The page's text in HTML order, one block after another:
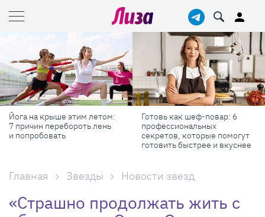
Йога на крыше этим летом:
7 причин перебороть лень
и попробовать
Готовь как шеф-повар: 6
профессиональных
секретов, которые помогут
готовить быстрее и вкуснее
Главная Звезды Новости звезд
«Страшно продолжать жить с